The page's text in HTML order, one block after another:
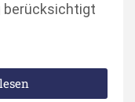
berücksichtigt